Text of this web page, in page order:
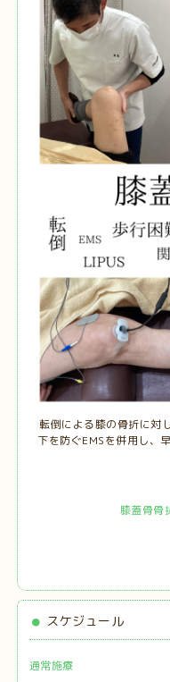
転倒による膝の骨折に対
下を防ぐEMSを併用し、
膝蓋骨骨
スケジュール
通常施療